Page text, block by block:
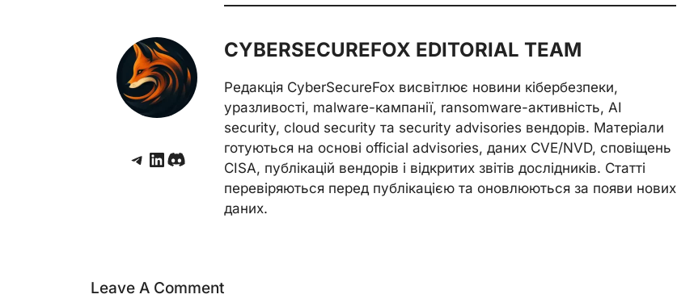
Telegram
LinkedIn
Discord
CYBERSECUREFOX EDITORIAL TEAM
Редакція CyberSecureFox висвітлює новини кібербезпеки,
уразливості, malware-кампанії, ransomware-активність, AI
security, cloud security та security advisories вендорів. Матеріали
готуються на основі official advisories, даних CVE/NVD, сповіщень
CISA, публікацій вендорів і відкритих звітів дослідників. Статті
перевіряються перед публікацією та оновлюються за появи нових
даних.
Leave A Comment